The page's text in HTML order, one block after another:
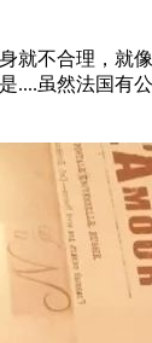
不合理，就
虽然法国